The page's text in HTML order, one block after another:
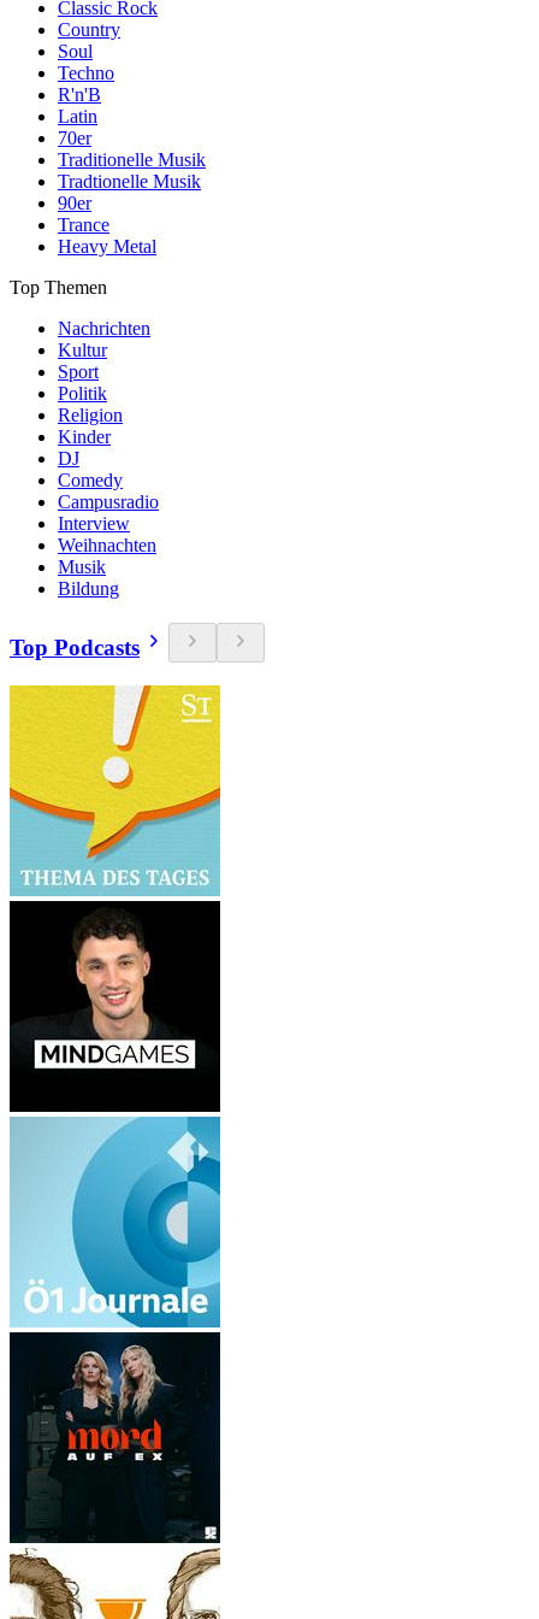
Classic Rock
Country
Soul
Techno
R'n'B
Latin
70er
Traditionelle Musik
Tradtionelle Musik
90er
Trance
Heavy Metal
Top Themen
Nachrichten
Kultur
Sport
Politik
Religion
Kinder
DJ
Comedy
Campusradio
Interview
Weihnachten
Musik
Bildung
Top Podcasts